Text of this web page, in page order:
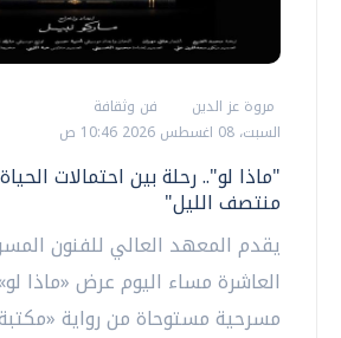
مروة عز الدين
فن وثقافة
السبت، 08 اغسطس 2026 10:46 ص
"ماذا لو".. رحلة بين احتمالات
منتصف الليل"
يقدم المعهد العالي للفنون
العاشرة مساء اليوم عرض «ماذا
مسرحية مستوحاة من رواية